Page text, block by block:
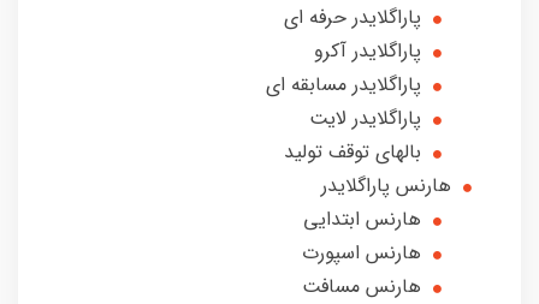
پاراگلایدر حرفه ای
پاراگلایدر آکرو
پاراگلایدر مسابقه ای
پاراگلایدر لایت
بالهای توقف تولید
هارنس پاراگلایدر
هارنس ابتدایی
هارنس اسپورت
هارنس مسافت